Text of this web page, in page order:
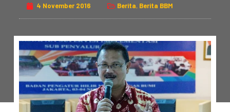
4 November 2016 Berita, Berita BBM